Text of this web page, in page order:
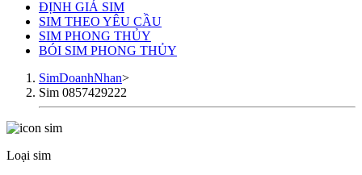
ĐỊNH GIÁ SIM
SIM THEO YÊU CẦU
SIM PHONG THỦY
BÓI SIM PHONG THỦY
SimDoanhNhan>
Sim 0857429222
Loại sim